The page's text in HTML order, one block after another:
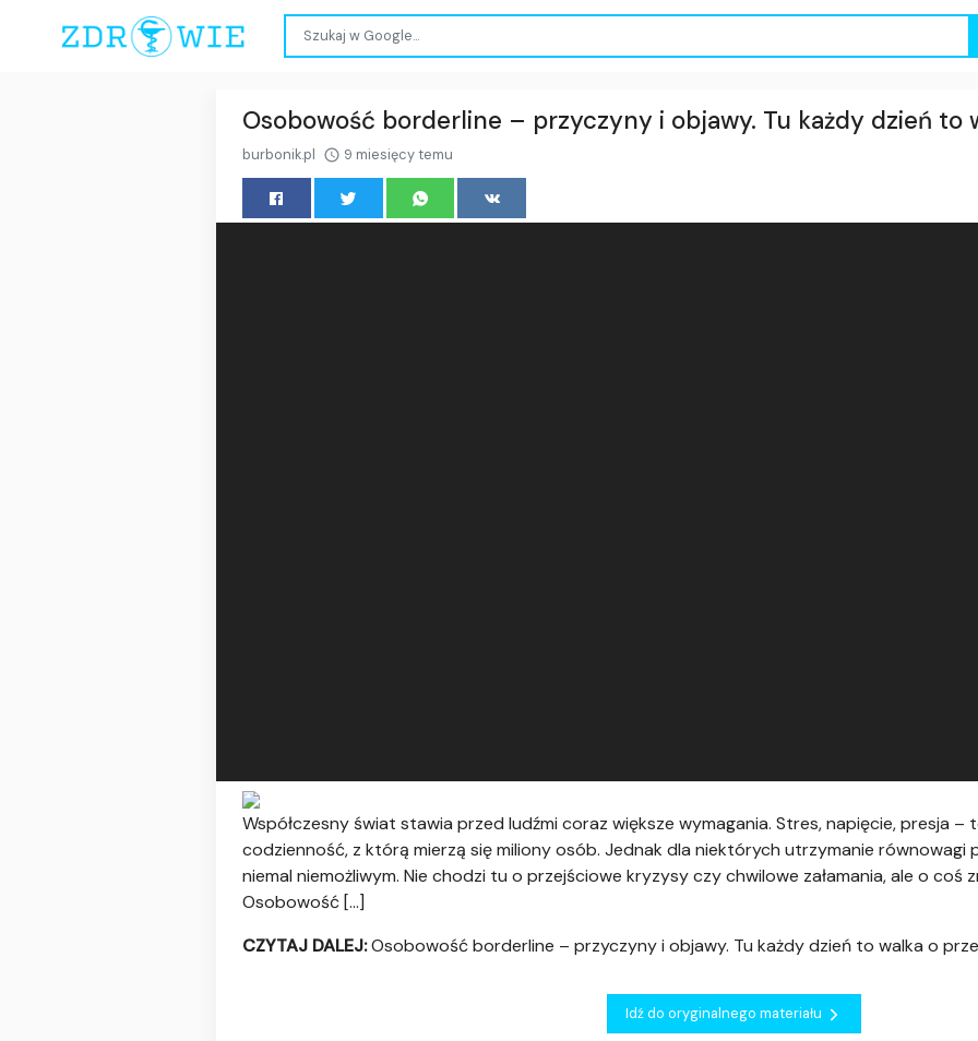
Osobowość borderline – przyczyny i objawy. Tu każdy dzień to
burbonik.pl 9 miesięcy temu
Współczesny świat stawia przed ludźmi coraz większe wymagania. Stres, napięcie, presja –
codzienność, z którą mierzą się miliony osób. Jednak dla niektórych utrzymanie równowagi
niemal niemożliwym. Nie chodzi tu o przejściowe kryzysy czy chwilowe załamania, ale o coś
Osobowość […]
CZYTAJ DALEJ:Osobowość borderline – przyczyny i objawy. Tu każdy dzień to walka o
Idź do oryginalnego materiału